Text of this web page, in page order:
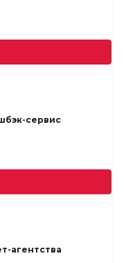
сервис
агентства